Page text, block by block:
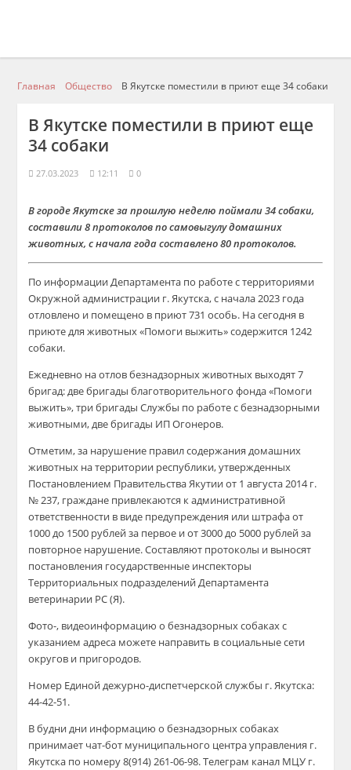
Главная Общество В Якутске поместили в приют еще 34 собаки
В Якутске поместили в приют еще
34 собаки
27.03.2023 12:11 0
В городе Якутске за прошлую неделю поймали 34 собаки,
составили 8 протоколов по самовыгулу домашних
животных, с начала года составлено 80 протоколов.
По информации Департамента по работе с территориями
Окружной администрации г. Якутска, с начала 2023 года
отловлено и помещено в приют 731 особь. На сегодня в
приюте для животных «Помоги выжить» содержится 1242
собаки.
Ежедневно на отлов безнадзорных животных выходят 7
бригад: две бригады благотворительного фонда «Помоги
выжить», три бригады Службы по работе с безнадзорными
животными, две бригады ИП Огонеров.
Отметим, за нарушение правил содержания домашних
животных на территории республики, утвержденных
Постановлением Правительства Якутии от 1 августа 2014 г.
№ 237, граждане привлекаются к административной
ответственности в виде предупреждения или штрафа от
1000 до 1500 рублей за первое и от 3000 до 5000 рублей за
повторное нарушение. Составляют протоколы и выносят
постановления государственные инспекторы
Территориальных подразделений Департамента
ветеринарии РС (Я).
Фото-, видеоинформацию о безнадзорных собаках с
указанием адреса можете направить в социальные сети
округов и пригородов.
Номер Единой дежурно-диспетчерской службы г. Якутска:
44-42-51.
В будни дни информацию о безнадзорных собаках
принимает чат-бот муниципального центра управления г.
Якутска по номеру 8(914) 261-06-98. Телеграм канал МЦУ г.